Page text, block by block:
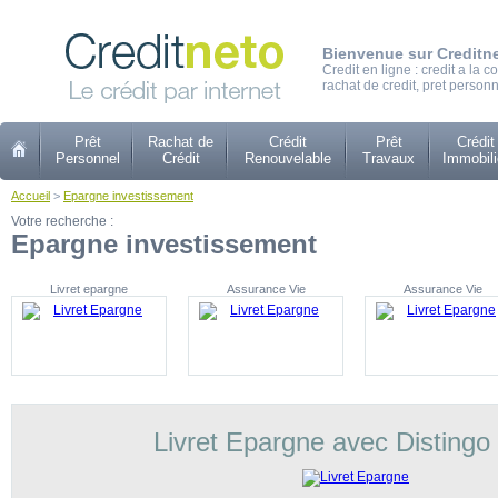
Bienvenue sur
Credit en ligne : credit a la
rachat de credit, pret
Prêt
Personnel
Rachat de
Crédit
Crédit
Renouvelable
Prêt
Travaux
Crédit
Accueil > Epargne investissement
Votre recherche :
Epargne investissement
Livret epargne Assurance Vie Assurance Vie
Livret Epargne avec Distingo